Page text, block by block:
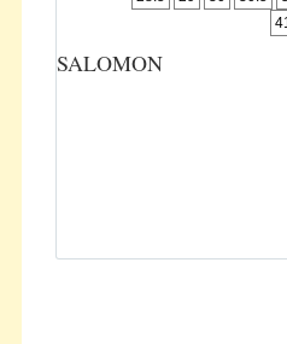
SALOMON